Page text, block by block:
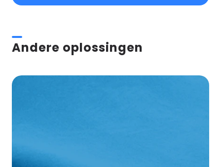
Andere oplossingen
DS